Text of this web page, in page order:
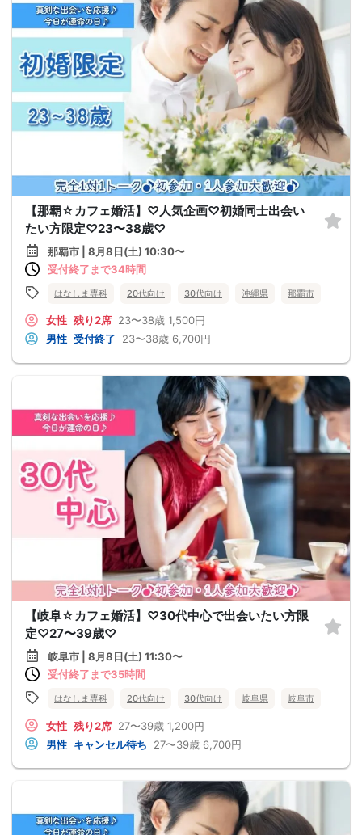
【那覇☆カフェ婚活】♡人気企画♡初婚同士出会い
たい方限定♡23〜38歳♡
那覇市 | 8月8日(土) 10:30〜
受付終了まで34時間
はなしま専科 20代向け 30代向け 沖縄県 那覇市
女性 残り2席 23〜38歳 1,500円
男性 受付終了 23〜38歳 6,700円
【岐阜☆カフェ婚活】♡30代中心で出会いたい方限
定♡27〜39歳♡
岐阜市 | 8月8日(土) 11:30〜
受付終了まで35時間
はなしま専科 20代向け 30代向け 岐阜県 岐阜市
女性 残り2席 27〜39歳 1,200円
男性 キャンセル待ち 27〜39歳 6,700円